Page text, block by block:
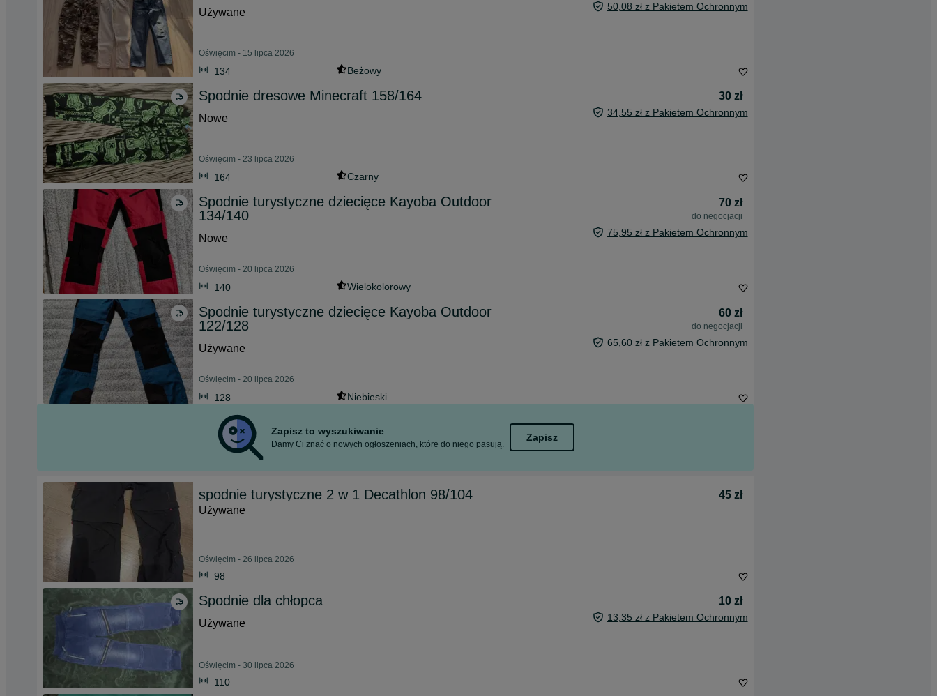
Używane
50,08 zł z Pakietem Ochronnym
Oświęcim - 15 lipca 2026
134 Beżowy
Spodnie dresowe Minecraft 158/164
30 zł
Nowe
34,55 zł z Pakietem Ochronnym
Oświęcim - 23 lipca 2026
164 Czarny
Spodnie turystyczne dziecięce Kayoba Outdoor
134/140
70 zł
do negocjacji
Nowe 75,95 zł z Pakietem Ochronnym
Oświęcim - 20 lipca 2026
140 Wielokolorowy
Spodnie turystyczne dziecięce Kayoba Outdoor
122/128
60 zł
do negocjacji
Używane 65,60 zł z Pakietem Ochronnym
Oświęcim - 20 lipca 2026
128 Niebieski
Zapisz to wyszukiwanie
Damy Ci znać o nowych ogłoszeniach, które do niego pasują.
Zapisz
spodnie turystyczne 2 w 1 Decathlon 98/104
45 zł
Używane
Oświęcim - 26 lipca 2026
98
Spodnie dla chłopca
10 zł
Używane
13,35 zł z Pakietem Ochronnym
Oświęcim - 30 lipca 2026
110